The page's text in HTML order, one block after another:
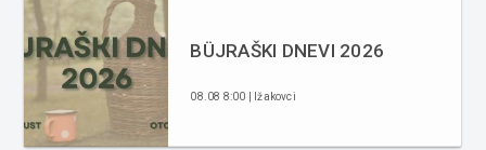
BÜJRAŠKI DNEVI 2026
08.08 8:00 | Ižakovci